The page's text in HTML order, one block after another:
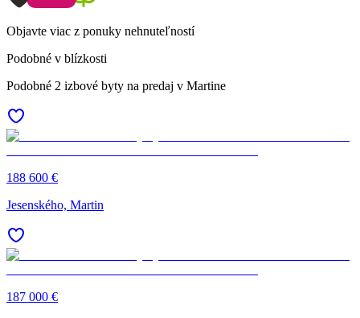
Objavte viac z ponuky nehnuteľností
Podobné v blízkosti
Podobné 2 izbové byty na predaj v Martine
188 600 €
Jesenského, Martin
187 000 €